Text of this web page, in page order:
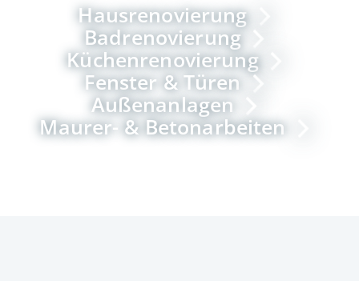
Hausrenovierung
Badrenovierung
Küchenrenovierung
Fenster & Türen
Außenanlagen
Maurer- & Betonarbeiten